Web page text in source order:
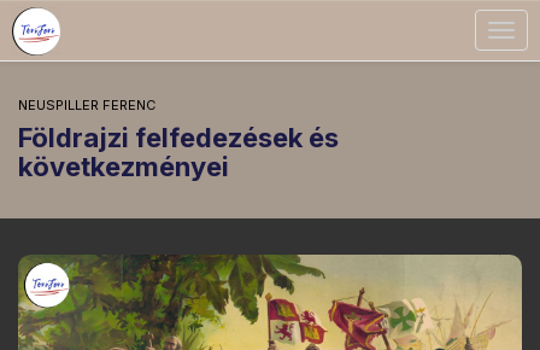
NEUSPILLER FERENC
Földrajzi felfedezések és
következményei